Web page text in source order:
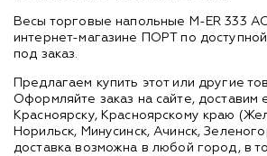
Весы торговые напольные M-ER 333
интернет-магазине ПОРТ по
под заказ.
Предлагаем купить этот или другие
Оформляйте заказ на сайте, доставим
Красноярску, Красноярскому краю
Норильск, Минусинск, Ачинск,
доставка возможна в любой город, в